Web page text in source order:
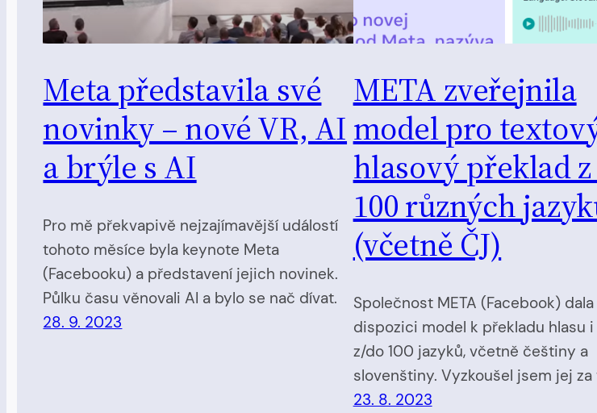
Meta představila své
novinky – nové VR, AI
a brýle s AI
Pro mě překvapivě nejzajímavější událostí
tohoto měsíce byla keynote Meta
(Facebooku) a představení jejich novinek.
Půlku času věnovali AI a bylo se nač dívat.
28. 9. 2023
META zveřejnila
model pro
hlasový překlad z
100 různých
(včetně ČJ)
Společnost META (Facebook)
dispozici model k překladu hlasu
z/do 100 jazyků, včetně češtiny a
slovenštiny. Vyzkoušel jsem jej za
23. 8. 2023